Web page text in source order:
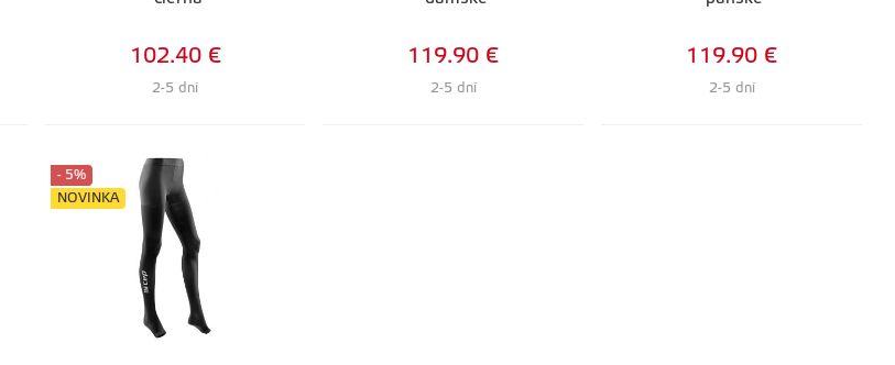
2-5 dní
102.40 €
2-5 dní
119.90 €
2-5 dní
119.90 €
- 5%
NOVINKA